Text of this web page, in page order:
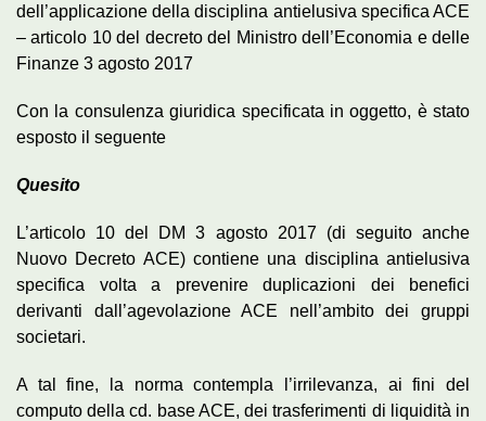
dell’applicazione della disciplina antielusiva specifica ACE
– articolo 10 del decreto del Ministro dell’Economia e delle
Finanze 3 agosto 2017
Con la consulenza giuridica specificata in oggetto, è stato
esposto il seguente
Quesito
L’articolo 10 del DM 3 agosto 2017 (di seguito anche
Nuovo Decreto ACE) contiene una disciplina antielusiva
specifica volta a prevenire duplicazioni dei benefici
derivanti dall’agevolazione ACE nell’ambito dei gruppi
societari.
A tal fine, la norma contempla l’irrilevanza, ai fini del
computo della cd. base ACE, dei trasferimenti di liquidità in